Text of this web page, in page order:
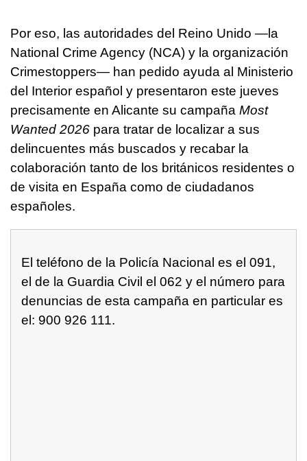
Por eso, las autoridades del Reino Unido —la
National Crime Agency (NCA) y la organización
Crimestoppers— han pedido ayuda al Ministerio
del Interior español y presentaron este jueves
precisamente en Alicante su campaña Most
Wanted 2026 para tratar de localizar a sus
delincuentes más buscados y recabar la
colaboración tanto de los británicos residentes o
de visita en España como de ciudadanos
españoles.
El teléfono de la Policía Nacional es el 091,
el de la Guardia Civil el 062 y el número para
denuncias de esta campaña en particular es
el: 900 926 111.